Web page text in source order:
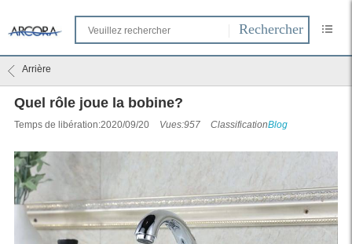
Arrière
Quel rôle joue la bobine?
Temps de libération:2020/09/20 Vues:957 ClassificationBlog